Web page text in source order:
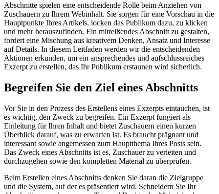
Abschnitte spielen eine entscheidende Rolle beim Anziehen von
Zuschauern zu Ihrem Webinhalt. Sie sorgen für eine Vorschau in die
Hauptpunkte Ihres Artikels, locken das Publikum dazu, zu klicken
und mehr herauszufinden. Ein mitreißendes Abschnitt zu gestalten,
fordert eine Mischung aus kreativem Denken, Ansatz und Interesse
auf Details. In diesem Leitfaden werden wir die entscheidenden
Aktionen erkunden, um ein ansprechendes und aufschlussreiches
Exzerpt zu erstellen, das Ihr Publikum erstaunen wird sicherlich.
Begreifen Sie den Ziel eines Abschnitts
Vor Sie in den Prozess des Erstellens eines Exzerpts eintauchen, ist
es wichtig, den Zweck zu begreifen. Ein Exzerpt fungiert als
Einleitung für Ihren Inhalt und bietet Zuschauern einen kurzen
Überblick darauf, was zu erwarten ist. Es braucht prägnant und
interessant sowie angemessen zum Hauptthema Ihres Posts sein.
Das Zweck eines Abschnitts ist es, Zuschauer zu verleiten und
durchzugehen sowie den kompletten Material zu überprüfen.
Beim Erstellen eines Abschnitts denken Sie daran die Zielgruppe
und die System, auf der es präsentiert wird. Schneidern Sie Ihr